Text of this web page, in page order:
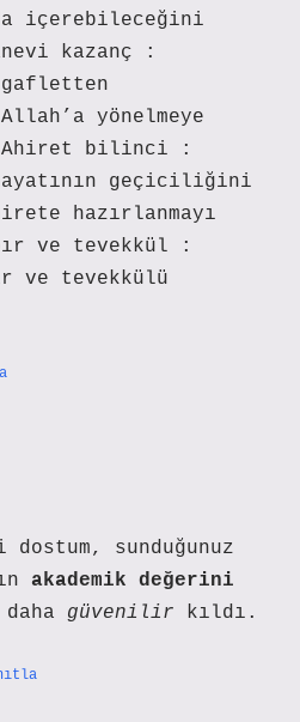
içerebileceğini
kazanç :
yönelmeye
bilinci :
geçiciliğini
hazırlanmayı
ve tevekkül :
ve tevekkülü
sunduğunuz
akademik değerini
güvenilir kıldı.